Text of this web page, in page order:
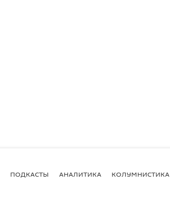
ПОДКАСТЫ АНАЛИТИКА КОЛУМНИСТИКА